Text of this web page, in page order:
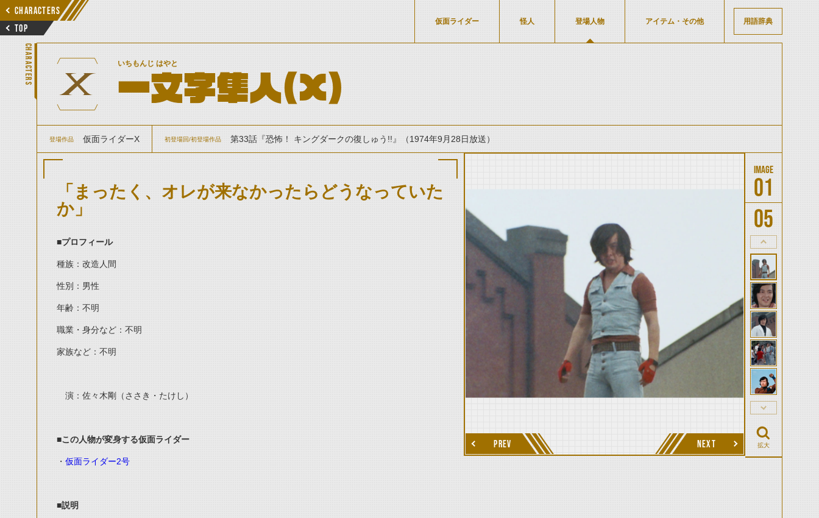
CHARACTERS
TOP
仮面ライダー 怪人 登場人物 アイテム・その他 用語辞典
CHARACTERS いちもんじ はやと
一文字隼人（X）
登場作品 仮面ライダーX 初登場回/初登場作品 第33話『恐怖！ キングダークの復しゅう!!』（1974年9月28日放送）
「まったく、オレが来なかったらどうなっていた
か」
■プロフィール
種族：改造人間
性別：男性
年齢：不明
職業・身分など：不明
家族など：不明
演：佐々木剛（ささき・たけし）
■この人物が変身する仮面ライダー
・ 仮面ライダー2号
■説明
PREV NEXT
01
05
thumbnail Prev
拡大